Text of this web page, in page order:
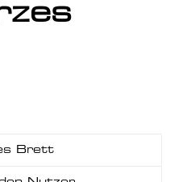
Brett